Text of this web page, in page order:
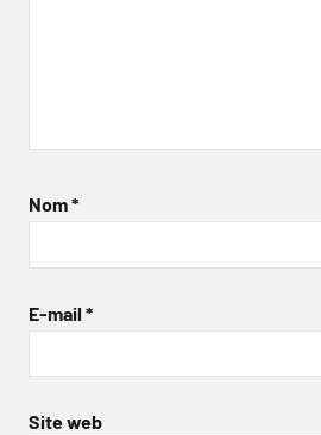
Nom*
E-mail *
Site web